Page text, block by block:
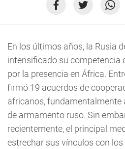
En los últimos años, la Rusia
intensificado su competencia
por la presencia en África.
firmó 19 acuerdos de
africanos, fundamentalmente
de armamento ruso. Sin
recientemente, el principal
estrechar sus vínculos con